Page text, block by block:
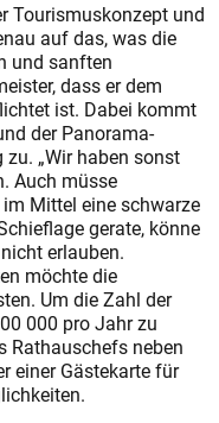
Tourismuskonzept und
auf das, was die
und sanften
dass er dem
ist. Dabei kommt
der Panorama-
„Wir haben sonst
Auch müsse
Mittel eine schwarze
gerate, könne
erlauben.
möchte die
Um die Zahl der
000 pro Jahr zu
Rathauschefs neben
einer Gästekarte für